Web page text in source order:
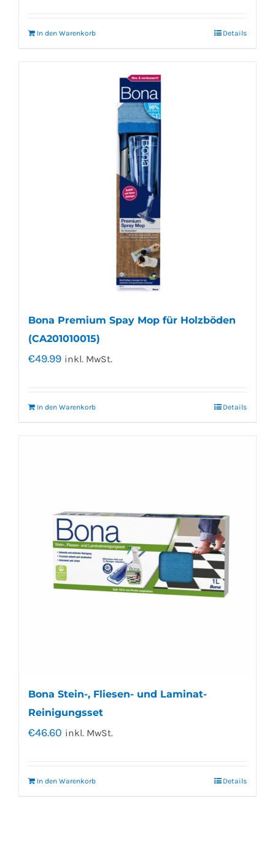
In den Warenkorb Details
Bona Premium Spay Mop für Holzböden
(CA201010015)
€49.99 inkl. MwSt.
In den Warenkorb Details
Bona Stein-, Fliesen- und Laminat-
Reinigungsset
€46.60 inkl. MwSt.
In den Warenkorb Details